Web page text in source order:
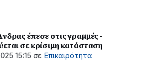
έπεσε στις γραμμές -
σε κρίσιμη κατάσταση
15:15 σε Επικαιρότητα